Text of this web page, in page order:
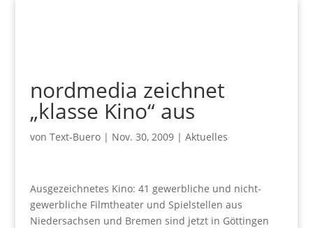
nordmedia zeichnet
„klasse Kino“ aus
von Text-Buero| Nov. 30, 2009| Aktuelles
Ausgezeichnetes Kino: 41 gewerbliche und nicht-
gewerbliche Filmtheater und Spielstellen aus
Niedersachsen und Bremen sind jetzt in Göttingen